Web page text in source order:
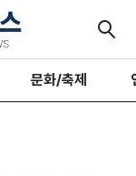
문화/축제